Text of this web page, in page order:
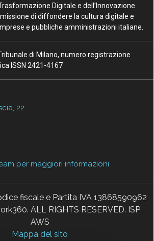
Digitale e dell’Innovazione
di diffondere la cultura digitale e
e pubbliche amministrazioni italiane.
di Milano, numero registrazione
ISSN 2421-4167
22
per maggiori informazioni
fiscale e Partita IVA 13868590962
ALL RIGHTS RESERVED. ISP
AWS
Mappa del sito